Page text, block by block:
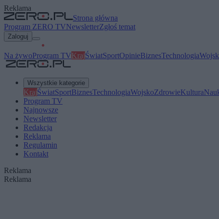
Reklama
Strona główna
Program ZERO TVNewsletterZgłoś temat
Zaloguj
Na żywoProgram TVKrajŚwiatSportOpinieBiznesTechnologia
Wszystkie kategorie
KrajŚwiatSportBiznesTechnologiaWojskoZdrowieKultura
Program TV
Najnowsze
Newsletter
Redakcja
Reklama
Regulamin
Kontakt
Reklama
Reklama